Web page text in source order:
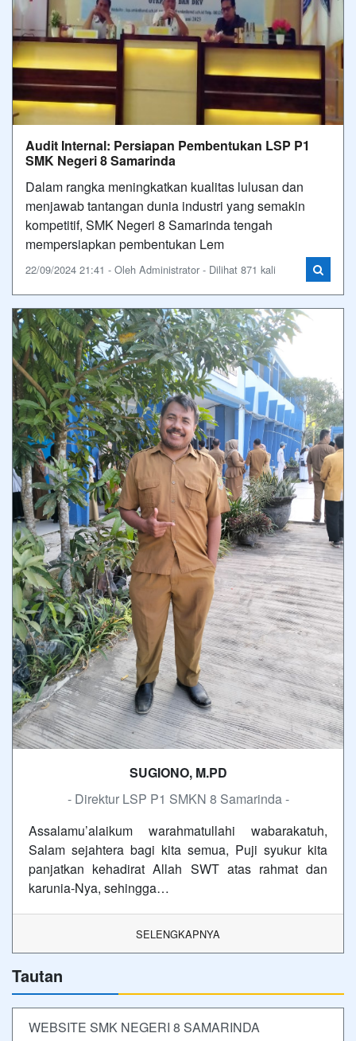
Audit Internal: Persiapan Pembentukan LSP P1
SMK Negeri 8 Samarinda
Dalam rangka meningkatkan kualitas lulusan dan
menjawab tantangan dunia industri yang semakin
kompetitif, SMK Negeri 8 Samarinda tengah
mempersiapkan pembentukan Lem
22/09/2024 21:41 - Oleh Administrator - Dilihat 871 kali
SUGIONO, M.PD
- Direktur LSP P1 SMKN 8 Samarinda -
Assalamu’alaikum warahmatullahi wabarakatuh,
Salam sejahtera bagi kita semua, Puji syukur kita
panjatkan kehadirat Allah SWT atas rahmat dan
karunia-Nya, sehingga…
SELENGKAPNYA
Tautan
WEBSITE SMK NEGERI 8 SAMARINDA